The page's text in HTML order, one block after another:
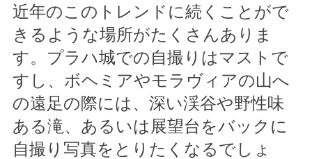
近年のこのトレンドに続くことがで
きるような場所がたくさんありま
す。プラハ城での自撮りはマストで
すし、ボヘミアやモラヴィアの山へ
の遠足の際には、深い渓谷や野性味
ある滝、あるいは展望台をバックに
自撮り写真をとりたくなるでしょ